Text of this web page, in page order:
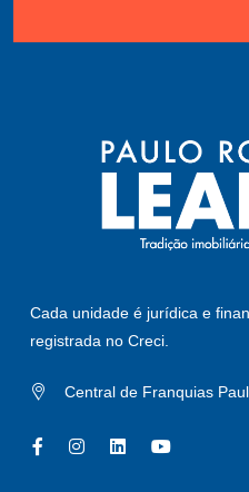
Cada unidade é jurídica e
registrada no Creci.
Central de Franquias